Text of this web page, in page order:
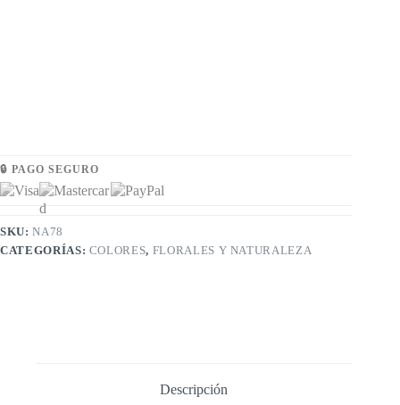
🔒 PAGO SEGURO
SKU:NA78
CATEGORÍAS: COLORES, FLORALES Y NATURALEZA
Descripción